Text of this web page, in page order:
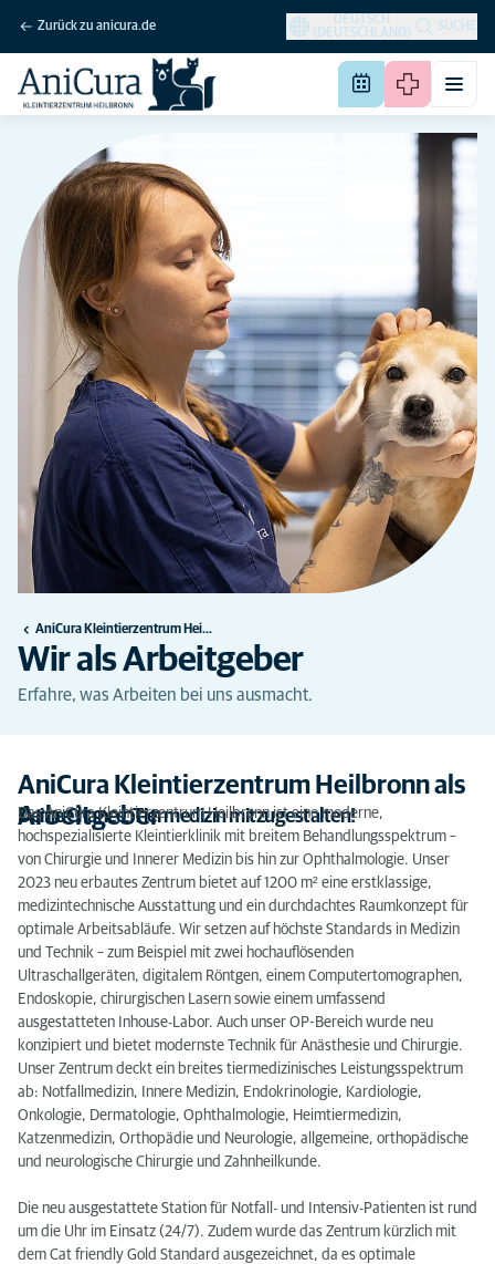
Zurück zu anicura.de
DEUTSCH
(DEUTSCHLAND)
SUCHE
AniCura Kleintierzentrum Heilbronn
Wir als Arbeitgeber
Erfahre, was Arbeiten bei uns ausmacht.
AniCura Kleintierzentrum Heilbronn als
Arbeitgeber
Deine Chance, Tiermedizin mitzugestalten!
Das AniCura Kleintierzentrum Heilbronn ist eine moderne,
hochspezialisierte Kleintierklinik mit breitem Behandlungsspektrum –
von Chirurgie und Innerer Medizin bis hin zur Ophthalmologie. Unser
2023 neu erbautes Zentrum bietet auf 1200 m² eine erstklassige,
medizintechnische Ausstattung und ein durchdachtes Raumkonzept für
optimale Arbeitsabläufe. Wir setzen auf höchste Standards in Medizin
und Technik – zum Beispiel mit zwei hochauflösenden
Ultraschallgeräten, digitalem Röntgen, einem Computertomographen,
Endoskopie, chirurgischen Lasern sowie einem umfassend
ausgestatteten Inhouse-Labor. Auch unser OP-Bereich wurde neu
konzipiert und bietet modernste Technik für Anästhesie und Chirurgie.
Unser Zentrum deckt ein breites tiermedizinisches Leistungsspektrum
ab: Notfallmedizin, Innere Medizin, Endokrinologie, Kardiologie,
Onkologie, Dermatologie, Ophthalmologie, Heimtiermedizin,
Katzenmedizin, Orthopädie und Neurologie, allgemeine, orthopädische
und neurologische Chirurgie und Zahnheilkunde.
Die neu ausgestattete Station für Notfall- und Intensiv-Patienten ist rund
um die Uhr im Einsatz (24/7). Zudem wurde das Zentrum kürzlich mit
dem Cat friendly Gold Standard ausgezeichnet, da es optimale